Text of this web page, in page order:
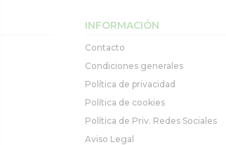
INFORMACIÓN
Contacto
Condiciones generales
Política de privacidad
Política de cookies
Política de Priv. Redes Sociales
Aviso Legal